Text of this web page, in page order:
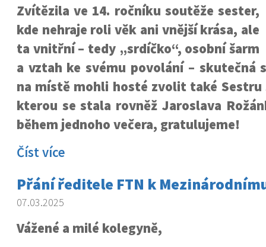
Zvítězila ve 14. ročníku soutěže sester,
kde nehraje roli věk ani vnější krása, ale
ta vnitřní – tedy „srdíčko“, osobní šarm
a vztah ke svému povolání – skutečná
na místě mohli hosté zvolit také Sestru
kterou se stala rovněž Jaroslava
během jednoho večera, gratulujeme!
Číst více
Přání ředitele FTN k
07.03.2025
Vážené a milé kolegyně,